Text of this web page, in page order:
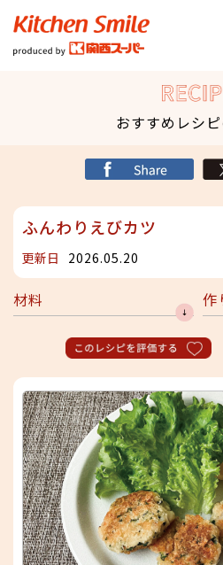
キッチンスマイル
おすすめレシ
ふんわりえびカツ
更新日 2026.05.20
材料 作